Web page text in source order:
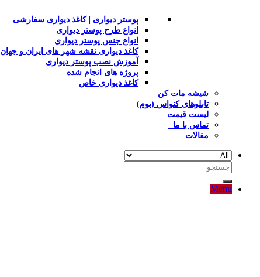
پوستر دیواری | کاغذ دیواری سفارشی
انواع طرح پوستر دیواری
انواع جنس پوستر دیواری
کاغذ دیواری نقشه شهر های ایران و جهان
آموزش نصب پوستر دیواری
پروژه های انجام شده
کاغذ دیواری خاص
شیشه مات کن
تابلوهای کنواس (بوم)
لیست قیمت
تماس با ما
مقالات
جستجو
Menu